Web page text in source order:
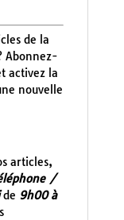
de la
Abonnez-
activez la
nouvelle
articles,
/
de 9h00 à